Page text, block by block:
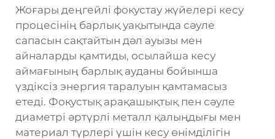
Жоғары деңгейлі фокустау жүйелері кесу
процесінің барлық уақытында сәуле
сапасын сақтайтын дәл ауызы мен
айналарды қамтиды, осылайша кесу
аймағының барлық ауданы бойынша
үздіксіз энергия таралуын қамтамасыз
етеді. Фокустық арақашықтық пен сәуле
диаметрі әртүрлі металл қалыңдығы мен
материал түрлері үшін кесу өнімділігін